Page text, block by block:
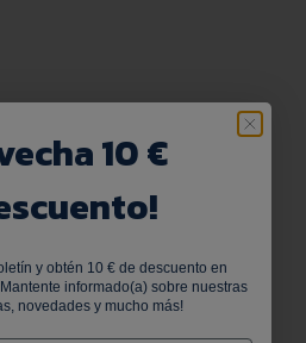
10 €
y obtén 10 € de descuento en
informado(a) sobre nuestras
novedades y mucho más!